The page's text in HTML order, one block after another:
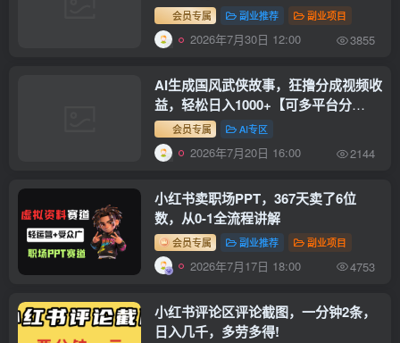
会员专属 副业推荐 副业项目
2026年7月30日 12:00 3855
AI生成国风武侠故事，狂撸分成视频收
益，轻松日入1000+【可多平台分
发】！
会员专属 AI专区
2026年7月20日 16:00 2144
小红书卖职场PPT，367天卖了6位
数，从0-1全流程讲解
会员专属 副业推荐 副业项目
2026年7月17日 18:00 4753
小红书评论区评论截图，一分钟2条，
日入几千，多劳多得!